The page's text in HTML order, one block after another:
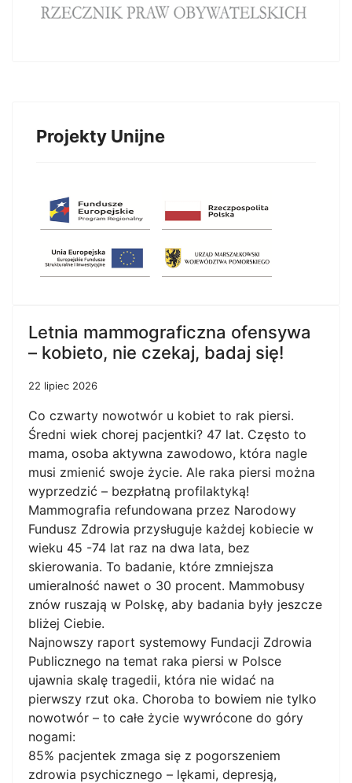
Projekty Unijne
Letnia mammograficzna ofensywa
– kobieto, nie czekaj, badaj się!
22 lipiec 2026
Co czwarty nowotwór u kobiet to rak piersi.
Średni wiek chorej pacjentki? 47 lat. Często to
mama, osoba aktywna zawodowo, która nagle
musi zmienić swoje życie. Ale raka piersi można
wyprzedzić – bezpłatną profilaktyką!
Mammografia refundowana przez Narodowy
Fundusz Zdrowia przysługuje każdej kobiecie w
wieku 45 -74 lat raz na dwa lata, bez
skierowania. To badanie, które zmniejsza
umieralność nawet o 30 procent. Mammobusy
znów ruszają w Polskę, aby badania były jeszcze
bliżej Ciebie.
Najnowszy raport systemowy Fundacji Zdrowia
Publicznego na temat raka piersi w Polsce
ujawnia skalę tragedii, która nie widać na
pierwszy rzut oka. Choroba to bowiem nie tylko
nowotwór – to całe życie wywrócone do góry
nogami:
85% pacjentek zmaga się z pogorszeniem
zdrowia psychicznego – lękami, depresją,